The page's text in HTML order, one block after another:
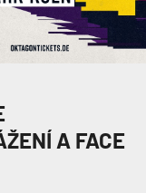
A FACE